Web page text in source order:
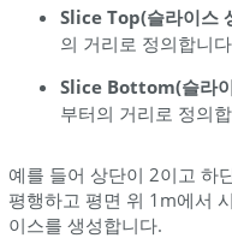
Slice Top(슬라이스
의 거리로 정의합니
Slice Bottom(슬라
부터의 거리로 정의
예를 들어 상단이 2이고 하
평행하고 평면 위 1m에서
이스를 생성합니다.